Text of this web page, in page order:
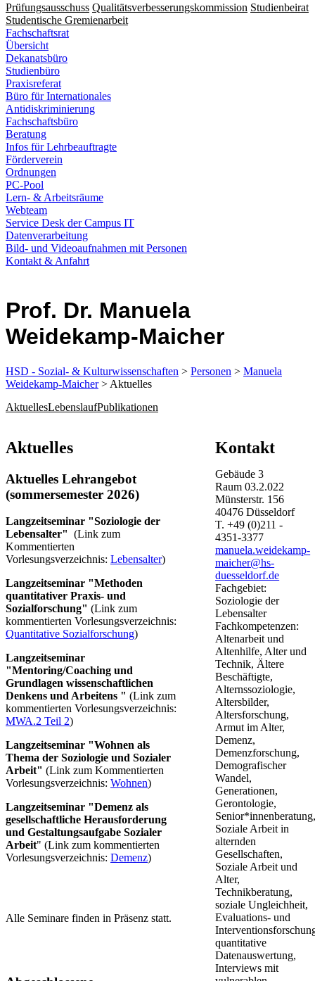
Prüfungsausschuss Qualitätsverbesserungskommission Studienbeirat
Studentische Gremienarbeit
Fachschaftsrat
Übersicht
Dekanatsbüro
Studienbüro
Praxisreferat
Büro für Internationales
Antidiskriminierung
Fachschaftsbüro
Beratung
Infos für Lehrbeauftragte
Förderverein
Ordnungen
PC-Pool
Lern- & Arbeitsräume
Webteam
Service Desk der Campus IT
Datenverarbeitung
Bild- und Videoaufnahmen mit Personen
Kontakt & Anfahrt
Prof. Dr. Manuela
Weidekamp-Maicher
HSD - Sozial- & Kulturwissenschaften > Personen > Manuela
Weidekamp-Maicher> Aktuelles
AktuellesLebenslaufPublikationen
​​​​​​​​​​​​​​​​​​​​Aktuelles
Aktuell​​es Lehrange​​​bot
(sommersemester 2026)​
Langzeitseminar "Soziologie der
Lebensalter​" (Link zum
Kommentierten
Vorlesungsverzeichnis: Lebensalter​)
Langzeitseminar "Methoden
quantitativer Praxis- und
Sozialforschung" (Link zum
kommentierten Vorlesungsverzeichnis: ​​
Quantitative Sozialforschung)
Langzeitseminar
"Mentoring/Coaching und
Grundlagen wissenschaftlichen
Denkens und Arbeitens " (Link zum
kommentierten Vorlesungsverzeichnis: ​​​​
MWA.2 Teil 2)
Langzeitseminar "Wohnen als
Thema der Soziologie und Sozialer
Arbeit​" (Link zum Kommentierten
Vorlesungsverzeichnis: Wohnen​​​)
Langzeitseminar "Demenz als
gesellschaftliche Herausforderung
und Gestaltungsaufgabe Sozialer
Arbeit" (Link zum kommentierten
Vorlesungsverzeichnis: ​ Demenz​)
Alle Seminare finden in Präsenz statt.
Kontakt
Gebäude3
Raum03.2.022
Münsterstr. 156
40476Düsseldorf
T.+49 (0)211 -
4351-3377
manuela.weidekamp-
maicher@hs-
duesseldorf.de
Fachgebiet:
Soziologie der
Lebensalter
Fachkompetenzen:
Altenarbeit und
Altenhilfe, Alter und
Technik, Ältere
Beschäftigte,
Alternssoziologie,
Altersbilder,
Altersforschung,
Armut im Alter,
Demenz,
Demenzforschung,
Demografischer
Wandel,
Generationen,
Gerontologie,
Soziale Arbeit in
alternden
Gesellschaften,
Soziale Arbeit und
Alter,
Technikberatung,
soziale Ungleichheit,
Evaluations- und
quantitative
Datenauswertung,
Interviews mit